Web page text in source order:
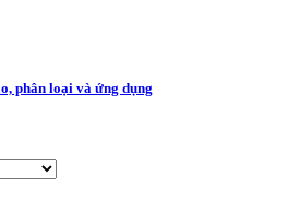
phân loại và ứng dụng